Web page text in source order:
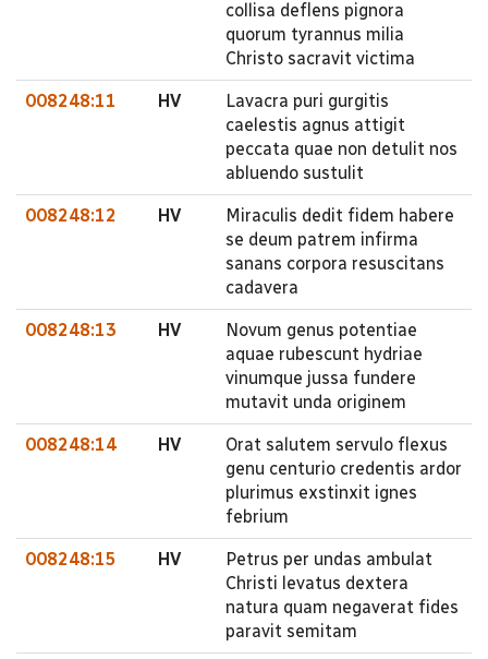
collisa deflens pignora
quorum tyrannus milia
Christo sacravit victima
008248:11 HV
Lavacra puri gurgitis
caelestis agnus attigit
peccata quae non detulit nos
abluendo sustulit
008248:12 HV
Miraculis dedit fidem habere
se deum patrem infirma
sanans corpora resuscitans
cadavera
008248:13 HV
Novum genus potentiae
aquae rubescunt hydriae
vinumque jussa fundere
mutavit unda originem
008248:14 HV
Orat salutem servulo flexus
genu centurio credentis ardor
plurimus exstinxit ignes
febrium
008248:15 HV
Petrus per undas ambulat
Christi levatus dextera
natura quam negaverat fides
paravit semitam